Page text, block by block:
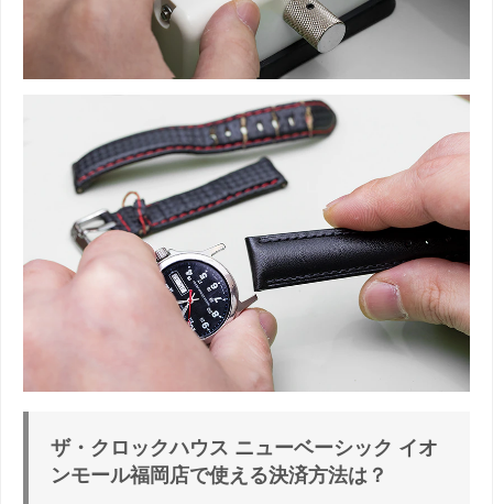
ザ・クロックハウス ニューベーシック イオ
ンモール福岡店で使える決済方法は？